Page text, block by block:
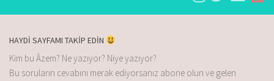
HAYDİ SAYFAMI TAKİP EDİN
Kim bu Âzem? Ne yazıyor? Niye yazıyor?
Bu soruların cevabını merak ediyorsanız abone olun ve gelen